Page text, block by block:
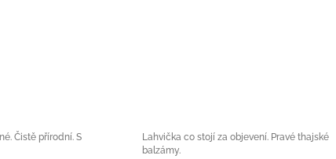
Čistě přírodní. S
Lahvička co stojí za objevení. Pravé thajské
balzámy.